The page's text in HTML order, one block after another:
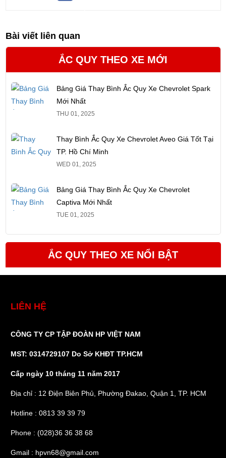
Bài viết liên quan
ẮC QUY THEO XE MỚI
Bảng Giá Thay Bình Ắc Quy Xe Chevrolet Spark
Mới Nhất
THU 01, 2025
Thay Bình Ắc Quy Xe Chevrolet Aveo Giá Tốt Tại
TP. Hồ Chí Minh
WED 01, 2025
Bảng Giá Thay Bình Ắc Quy Xe Chevrolet
Captiva Mới Nhất
TUE 01, 2025
ẮC QUY THEO XE NỔI BẬT
LIÊN HỆ
CÔNG TY CP TẬP ĐOÀN HP VIỆT NAM
MST: 0314729107 Do Sở KHĐT TP.HCM
Cấp ngày 10 tháng 11 năm 2017
Địa chỉ : 12 Điện Biên Phủ, Phường Đakao, Quận 1, TP. HCM
Hotline : 0813 39 39 79
Phone : (028)36 36 38 68
Gmail : hpvn68@gmail.com